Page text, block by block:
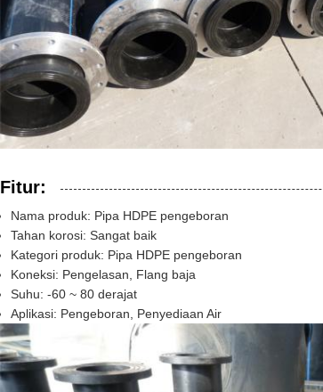
Fitur:
Nama produk: Pipa HDPE pengeboran
Tahan korosi: Sangat baik
Kategori produk: Pipa HDPE pengeboran
Koneksi: Pengelasan, Flang baja
Suhu: -60 ~ 80 derajat
Aplikasi: Pengeboran, Penyediaan Air